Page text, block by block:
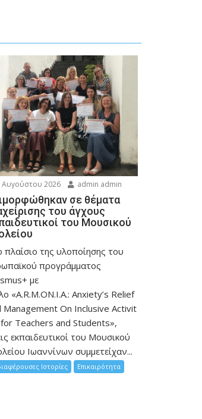
μειώσετε
ένταση.
Αυγούστου 2026 admin admin
σε θέματα
του άγχους
του Μουσικού
πλαίσιο της υλοποίησης του
προγράμματος
με
«A.R.M.ON.I.A.: Anxiety’s Relief
Management On Inclusive Activit
Teachers and Students»,
εκπαιδευτικοί του Μουσικού
Ιωαννίνων συμμετείχαν...
Ιστορίες Επικαιρότητα